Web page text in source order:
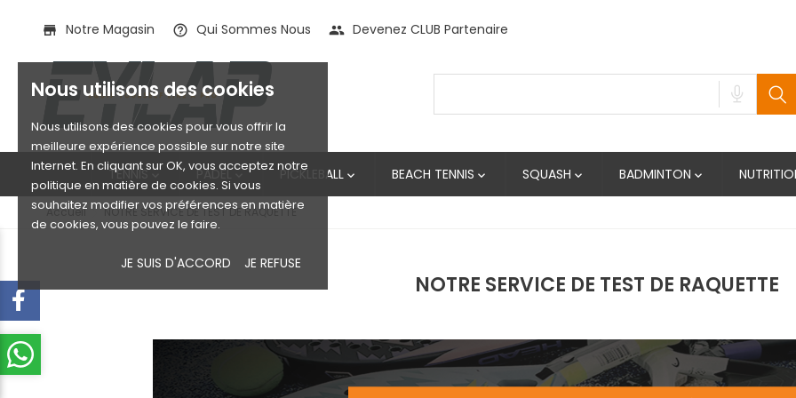
Nous utilisons des cookies
Nous utilisons des cookies pour vous offrir la
meilleure expérience possible sur notre site
Internet. En cliquant sur OK, vous acceptez notre
politique en matière de cookies. Si vous
souhaitez modifier vos préférences en matière
de cookies, vous pouvez le faire.
JE SUIS D'ACCORD JE REFUSE
store Notre Magasin help_outline Qui Sommes Nous people Devenez CLUB Partenaire
TENNIS PADEL PICKLEBALL  BEACH TENNIS  SQUASH  BADMINTON 
Accueil NOTRE SERVICE DE TEST DE RAQUETTE
NOTRE SERVICE DE TEST DE RAQUETTE